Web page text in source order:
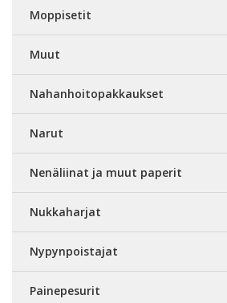
Moppisetit
Muut
Nahanhoitopakkaukset
Narut
Nenäliinat ja muut paperit
Nukkaharjat
Nypynpoistajat
Painepesurit